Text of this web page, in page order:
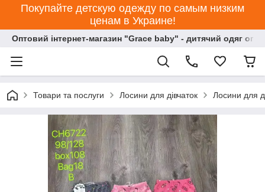
Покупайте детскую одежду по самым низким
ценам в Украине!
Оптовий інтернет-магазин "Grace baby" - дитячий одяг
Товари та послуги Лосини для дівчаток Лосини для